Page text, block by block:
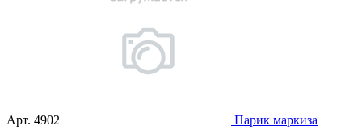
Арт. 4902
Парик маркиза